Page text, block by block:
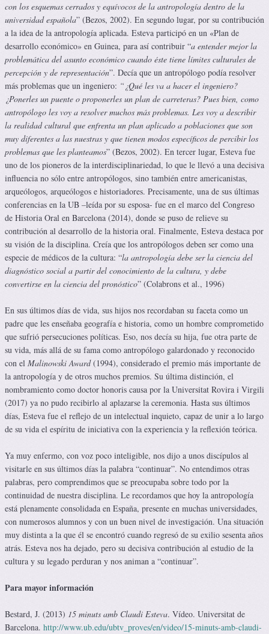
con los esquemas cerrados y equívocos de la antropología dentro de la
universidad española” (Bezos, 2002). En segundo lugar, por su contribución
a la idea de la antropología aplicada. Esteva participó en un «Plan de
desarrollo económico» en Guinea, para así contribuir “a entender mejor la
problemática del asunto económico cuando éste tiene límites culturales de
percepción y de representación”. Decía que un antropólogo podía resolver
más problemas que un ingeniero: “¿Qué les va a hacer el ingeniero?
¿Ponerles un puente o proponerles un plan de carreteras? Pues bien, como
antropólogo les voy a resolver muchos más problemas. Les voy a describir
la realidad cultural que enfrenta un plan aplicado a poblaciones que son
muy diferentes a las nuestras y que tienen modos específicos de percibir los
problemas que les planteamos” (Bezos, 2002). En tercer lugar, Esteva fue
uno de los pioneros de la interdisciplinariedad, lo que le llevó a una decisiva
influencia no sólo entre antropólogos, sino también entre americanistas,
arqueólogos, arqueólogos e historiadores. Precisamente, una de sus últimas
conferencias en la UB –leída por su esposa- fue en el marco del Congreso
de Historia Oral en Barcelona (2014), donde se puso de relieve su
contribución al desarrollo de la historia oral. Finalmente, Esteva destaca por
su visión de la disciplina. Creía que los antropólogos deben ser como una
especie de médicos de la cultura: “la antropología debe ser la ciencia del
diagnóstico social a partir del conocimiento de la cultura, y debe
convertirse en la ciencia del pronóstico” (Colabrons et al., 1996)
En sus últimos días de vida, sus hijos nos recordaban su faceta como un
padre que les enseñaba geografía e historia, como un hombre comprometido
que sufrió persecuciones políticas. Eso, nos decía su hija, fue otra parte de
su vida, más allá de su fama como antropólogo galardonado y reconocido
con el Malinowski Award(1994), considerado el premio más importante de
la antropología y de otros muchos premios. Su última distinción, el
nombramiento como doctor honoris causa por la Universitat Rovira i Virgili
(2017) ya no pudo recibirlo al aplazarse la ceremonia. Hasta sus últimos
días, Esteva fue el reflejo de un intelectual inquieto, capaz de unir a lo largo
de su vida el espíritu de iniciativa con la experiencia y la reflexión teórica.
Ya muy enfermo, con voz poco inteligible, nos dijo a unos discípulos al
visitarle en sus últimos días la palabra “continuar”. No entendimos otras
palabras, pero comprendimos que se preocupaba sobre todo por la
continuidad de nuestra disciplina. Le recordamos que hoy la antropología
está plenamente consolidada en España, presente en muchas universidades,
con numerosos alumnos y con un buen nivel de investigación. Una situación
muy distinta a la que él se encontró cuando regresó de su exilio sesenta años
atrás. Esteva nos ha dejado, pero su decisiva contribución al estudio de la
cultura y su legado perduran y nos animan a “continuar”.
Para mayor información
Bestard, J. (2013) 15 minuts amb Claudi Esteva. Vídeo. Universitat de
Barcelona. http://www.ub.edu/ubtv_proves/en/video/15-minuts-amb-claudi-